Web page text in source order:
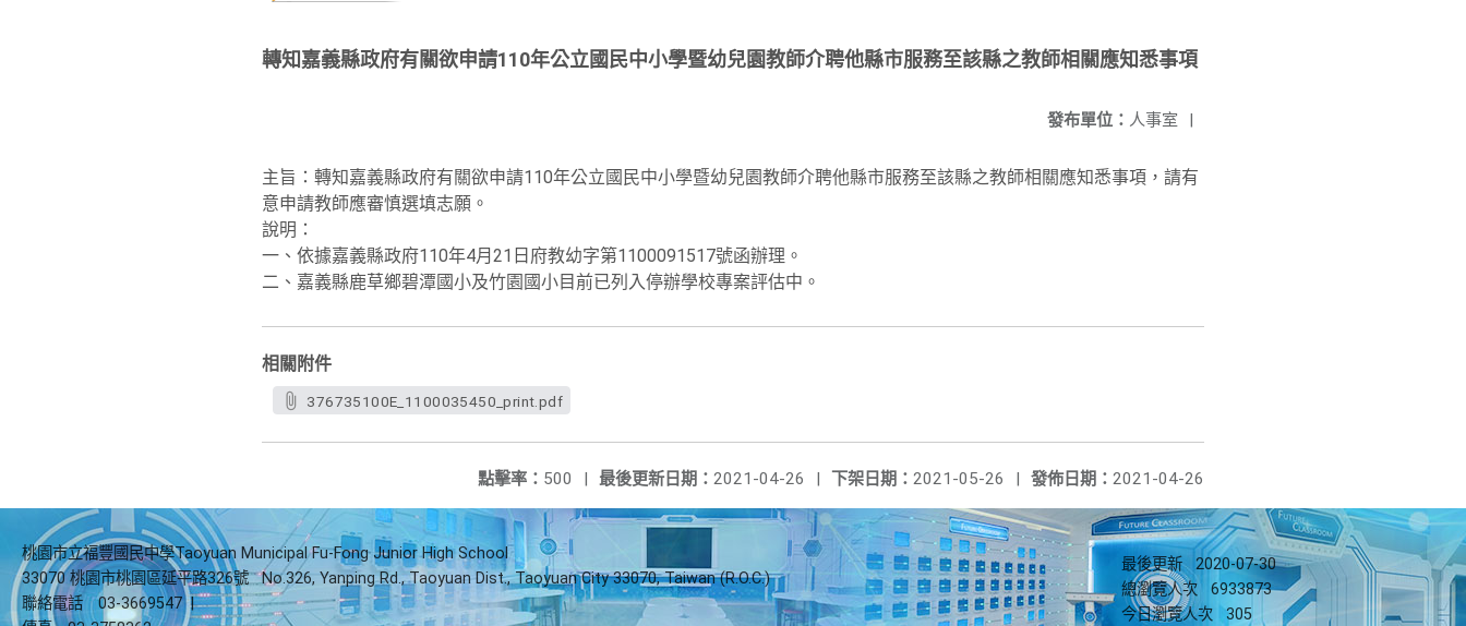
轉知嘉義縣政府有關欲申請110年公立國民中小學暨幼兒園教師介聘他縣市服務至該縣之教師相關應知悉事項
發布單位： 人事室 |
主旨：轉知嘉義縣政府有關欲申請110年公立國民中小學暨幼兒園教師介聘他縣市服務至該縣之教師相關應知悉事項，請有
意申請教師應審慎選填志願。
說明：
一、依據嘉義縣政府110年4月21日府教幼字第1100091517號函辦理。
二、嘉義縣鹿草鄉碧潭國小及竹園國小目前已列入停辦學校專案評估中。
相關附件
376735100E_1100035450_print.pdf
發佈日期： 2021-04-26
下架日期： 2021-05-26 |
最後更新日期： 2021-04-26 |
點擊率： 500 |
桃園市立福豐國民中學Taoyuan Municipal Fu-Fong Junior High School
33070 桃園市桃園區延平路326號
No.326, Yanping Rd., Taoyuan Dist., Taoyuan City 33070, Taiwan (R.O.C.)
聯絡電話
03-3669547 |
最後更新
2020-07-30
總瀏覽人次
6933873
今日瀏覽人次
305